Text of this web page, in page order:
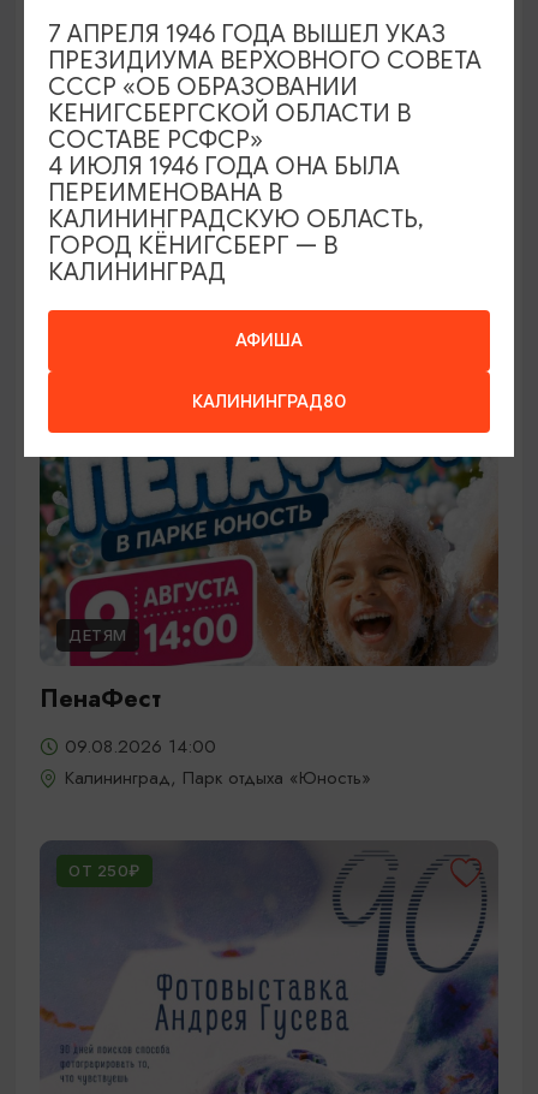
САМОЕ ИНТЕРЕСНОЕ
Фестиваль викингов Кауп (Большой
Кауп)
08.08.2026 - 09.08.2026, 13:00-22:00 (сб), 12:00-
17:00 (вс)
Зеленоградск, Поселение викингов «Кауп»
ДЕТЯМ
ПенаФест
09.08.2026 14:00
Калининград, Парк отдыха «Юность»
ОТ 250₽
АФИША
КАЛИНИНГРАД80
7 АПРЕЛЯ 1946 ГОДА ВЫШЕЛ УКАЗ
ПРЕЗИДИУМА ВЕРХОВНОГО СОВЕТА
СССР «ОБ ОБРАЗОВАНИИ
КЕНИГСБЕРГСКОЙ ОБЛАСТИ В
СОСТАВЕ РСФСР»
4 ИЮЛЯ 1946 ГОДА ОНА БЫЛА
ПЕРЕИМЕНОВАНА В
КАЛИНИНГРАДСКУЮ ОБЛАСТЬ,
ГОРОД КЁНИГСБЕРГ — В
КАЛИНИНГРАД